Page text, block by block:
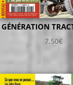
GÉNÉRATION
7,50€